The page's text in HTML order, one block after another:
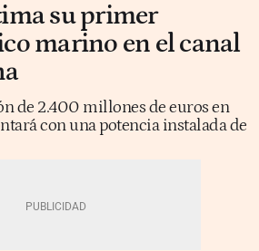
su primer
marino en el canal
de 2.400 millones de euros en
con una potencia instalada de